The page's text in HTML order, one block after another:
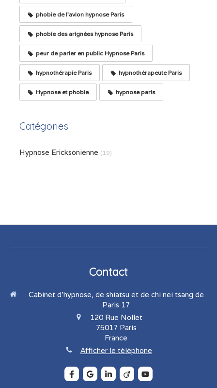
phobie de l'avion hypnose Paris
phobie des arignées hypnose Paris
peur de parler en public Hypnose Paris
hypnothérapie Paris hypnothérapeute Paris
Hypnose et phobie hypnose paris
Catégories
Hypnose Ericksonienne (19)
Contact
Cabinet d'hypnose, de shiatsu et de chi nei tsang de
Paris 17
120 Rue Nollet
75017 Paris
France
Afficher le téléphone